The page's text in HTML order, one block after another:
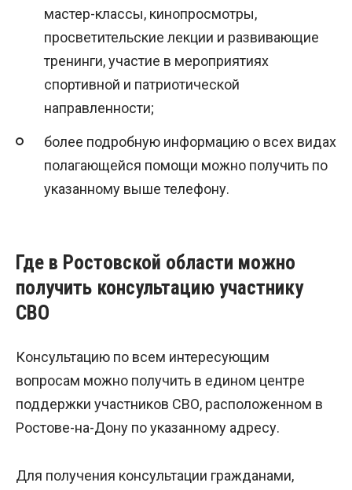
мастер-классы, кинопросмотры,
просветительские лекции и развивающие
тренинги, участие в мероприятиях
спортивной и патриотической
направленности;
более подробную информацию о всех видах
полагающейся помощи можно получить по
указанному выше телефону.
Где в Ростовской области можно
получить консультацию участнику
СВО
Консультацию по всем интересующим
вопросам можно получить в едином центре
поддержки участников СВО, расположенном в
Ростове-на-Дону по указанному адресу.
Для получения консультации гражданами,